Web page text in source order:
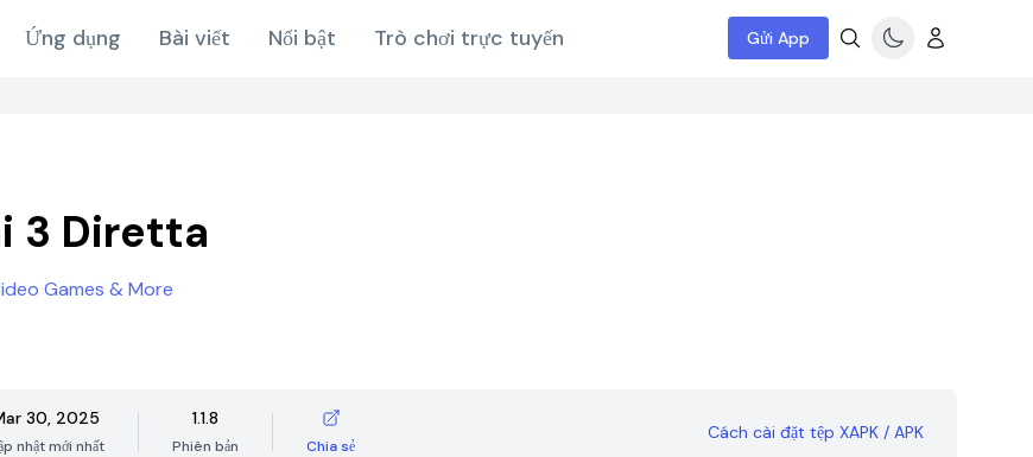
Ứng dụng Bài viết Nổi bật Trò chơi trực tuyến Gửi App
3 Diretta
Games & More
30, 2025
nhật mới nhất
1.1.8
Phiên bản Chia sẻ
Cách cài đặt tệp XAPK / APK